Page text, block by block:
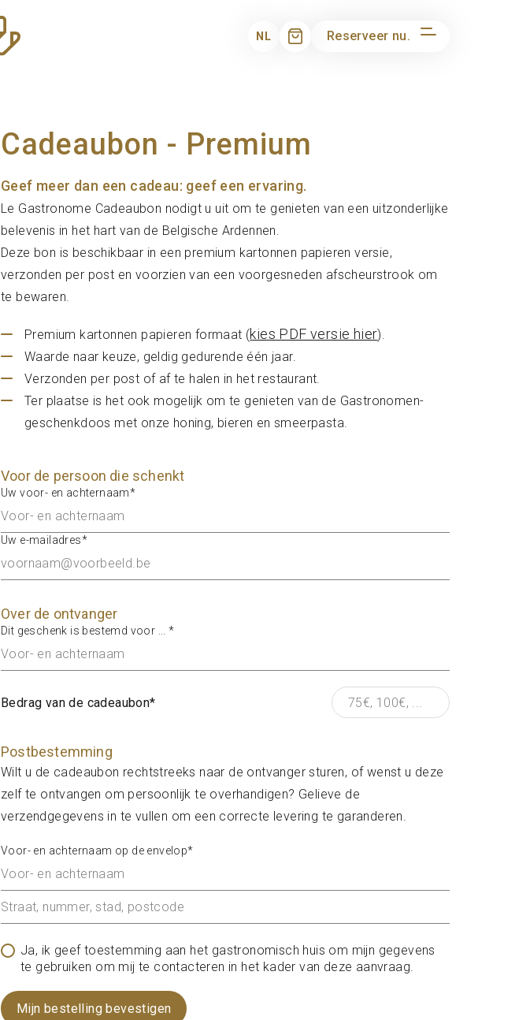
NL Reserveer nu.
Cadeaubon - Premium
Geef meer dan een cadeau: geef een ervaring.
Le Gastronome Cadeaubon nodigt u uit om te genieten van een uitzonderlijke
belevenis in het hart van de Belgische Ardennen.
Deze bon is beschikbaar in een premium kartonnen papieren versie,
verzonden per post en voorzien van een voorgesneden afscheurstrook om
te bewaren.
Premium kartonnen papieren formaat (kies PDF versie hier).
Waarde naar keuze, geldig gedurende één jaar.
Verzonden per post of af te halen in het restaurant.
Ter plaatse is het ook mogelijk om te genieten van de Gastronomen-
geschenkdoos met onze honing, bieren en smeerpasta.
Voor de persoon die schenkt
Uw voor- en achternaam*
Uw e-mailadres*
Over de ontvanger
Dit geschenk is bestemd voor ... *
Bedrag van de cadeaubon*
Postbestemming
Wilt u de cadeaubon rechtstreeks naar de ontvanger sturen, of wenst u deze
zelf te ontvangen om persoonlijk te overhandigen? Gelieve de
verzendgegevens in te vullen om een correcte levering te garanderen.
Voor- en achternaam op de envelop*
Ja, ik geef toestemming aan het gastronomisch huis om mijn gegevens
te gebruiken om mij te contacteren in het kader van deze aanvraag.